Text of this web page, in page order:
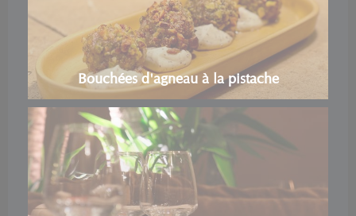
Bouchées d'agneau à la pistache